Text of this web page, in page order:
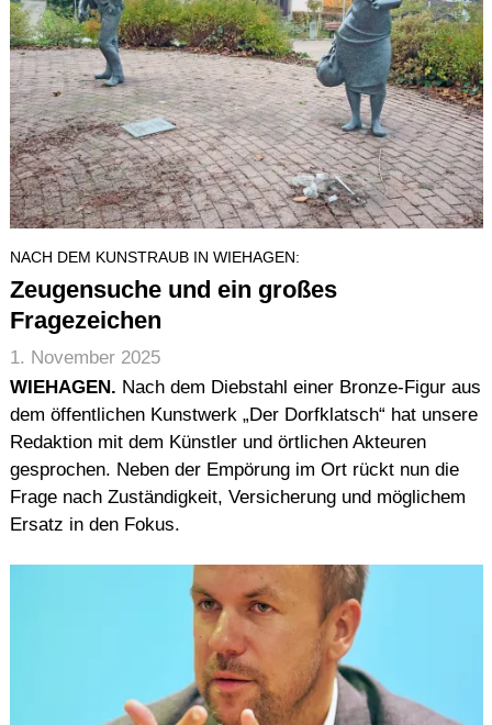
NACH DEM KUNSTRAUB IN WIEHAGEN:
Zeugensuche und ein großes
Fragezeichen
1. November 2025
WIEHAGEN. Nach dem Diebstahl einer Bronze-Figur aus
dem öffentlichen Kunstwerk „Der Dorfklatsch“ hat unsere
Redaktion mit dem Künstler und örtlichen Akteuren
gesprochen. Neben der Empörung im Ort rückt nun die
Frage nach Zuständigkeit, Versicherung und möglichem
Ersatz in den Fokus.